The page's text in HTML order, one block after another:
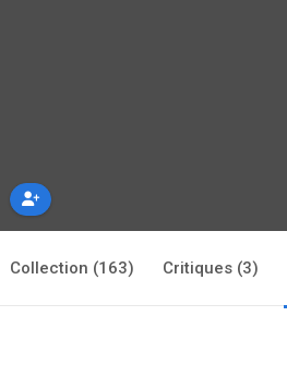
Collection (163) Critiques (3)